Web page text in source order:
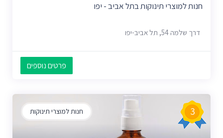
חנות למוצרי תינוקות בתל אביב - יפו
דרך שלמה 54, תל אביב-יפו
פרטים נוספים
חנות למוצרי תינוקות 3